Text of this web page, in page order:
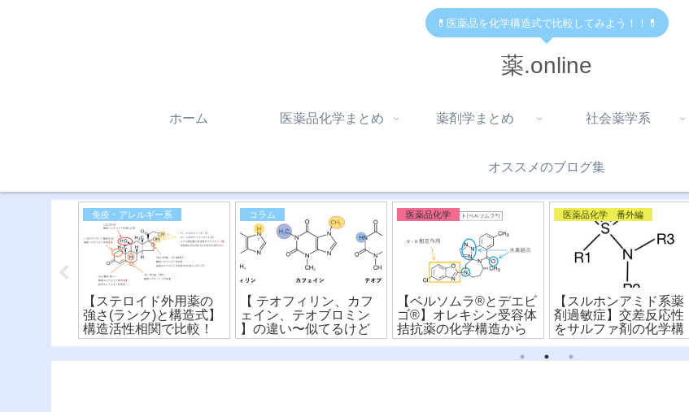
💊医薬品を化学構造式で比較してみよう！！💊
薬.online
ホーム 医薬品化学まとめ 薬剤学まとめ 社会薬学系
オススメのブログ集
免疫・アレルギー系
【ステロイド外用薬の
強さ(ランク)と構造式】
構造活性相関で比較！
コラム
【 テオフィリン、カフ
ェイン、テオブロミン
】の違い〜似てるけど
違う？！化学構造式の
医薬品化学
【ベルソムラ®︎とデエビ
ゴ®︎】オレキシン受容体
拮抗薬の化学構造から
違いを比較！
医薬品化学 番外編
【スルホンアミド系薬
剤過敏症】交差反応性
をサルファ剤の化学構
造式から比較！